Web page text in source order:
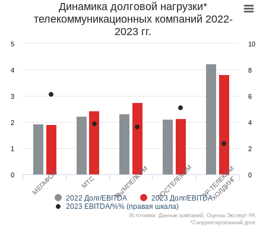
Динамика долговой нагрузки*
телекоммуникационных компаний 2022-
2023 гг.
2022 Долг/EBITDA
2023 Долг/EBITDA
2023 EBITDA/%% (правая шкала)
МЕГАФОН МТС ВЫМПЕЛКОМ РОСТЕЛЕКОМ ЭР-ТЕЛЕКОМ
ХОЛДИНГ 0
2
4
6
8
10
0
1
2
3
4
5
Источники: Данные компаний, Оценка Эксперт РА
*Скорректированный долг